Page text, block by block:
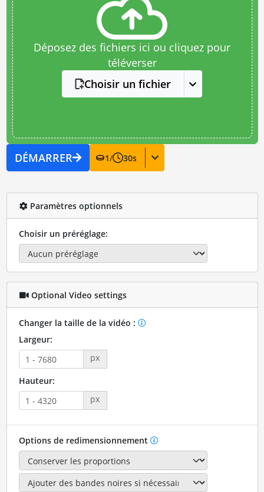
Déposez des fichiers ici ou cliquez pour
téléverser
Choisir un fichier
DÉMARRER 1/ 30s
Paramètres optionnels
Choisir un préréglage:
Optional Video settings
Changer la taille de la vidéo :
Largeur:
px
Hauteur:
px
Options de redimensionnement